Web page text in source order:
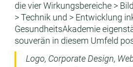
die vier Wirkungs­bereiche >
> Technik und > Entwicklung
GesundheitsAkademie
souverän in diesem Umfeld
Logo, Corporate Design,